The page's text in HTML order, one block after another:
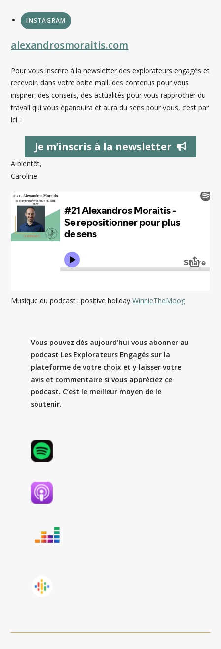
INSTAGRAM
alexandrosmoraitis.com
Pour vous inscrire à la newsletter des explorateurs engagés et
recevoir, dans votre boite mail, des contenus pour vous
inspirer, des conseils, des actualités pour vous rapprocher du
travail qui vous épanouira et aura du sens pour vous, c’est par
ici :
Je m’inscris à la newsletter
A bientôt,
Caroline
Musique du podcast : positive holidayWinnieTheMoog
Vous pouvez dès aujourd’hui vous abonner au
podcast Les Explorateurs Engagés sur la
plateforme de votre choix et y laisser votre
avis et commentaire si vous appréciez ce
podcast. C’est le meilleur moyen de le
soutenir.